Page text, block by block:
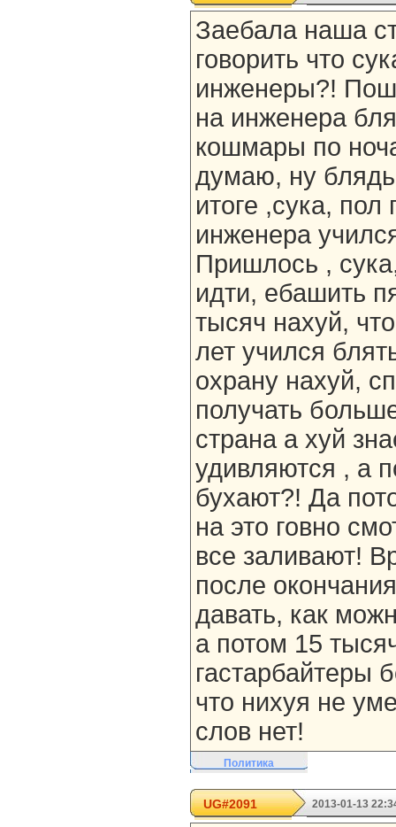
Заебала наша
говорить что
инженеры?!
на инженера
кошмары по
думаю, ну
итоге ,сука, пол
инженера
Пришлось ,
идти, ебашить
тысяч нахуй,
лет учился
охрану нахуй,
получать
страна а хуй
удивляются , а
бухают?! Да
на это говно
все заливают!
после
давать, как
а потом 15
гастарбайтеры
что нихуя не
слов нет!
Политика
UG#2091 2013-01-13